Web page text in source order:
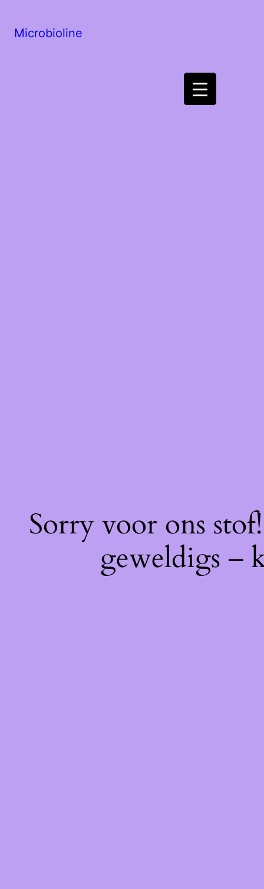
Microbioline
Sorry voor ons
geweldigs –